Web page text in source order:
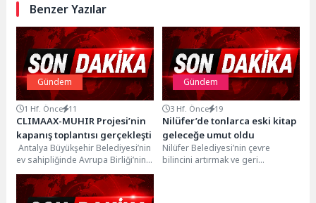
Benzer Yazılar
Gündem
1 Hf. Önce 11
CLIMAAX-MUHIR Projesi’nin
kapanış toplantısı gerçekleşti
Antalya Büyükşehir Belediyesi’nin
ev sahipliğinde Avrupa Birliği’nin
desteklediği CLIMAAX-MUHIR
Projesi kapanış toplantısı
düzenlendi. Antalya Büyükşehir...
Gündem
3 Hf. Önce 19
Nilüfer’de tonlarca eski kitap
geleceğe umut oldu
Nilüfer Belediyesi’nin çevre
bilincini artırmak ve geri